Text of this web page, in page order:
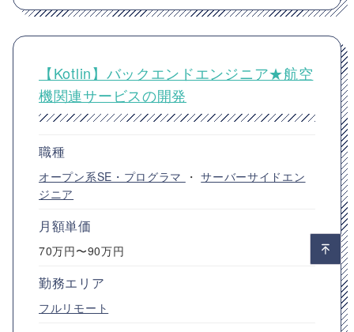
【Kotlin】バックエンドエンジニア★航空
機関連サービスの開発
職種
オープン系SE・プログラマ ・サーバーサイドエン
ジニア
月額単価
70万円〜90万円
勤務エリア
フルリモート